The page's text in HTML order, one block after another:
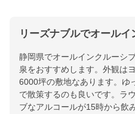
リーズナブルでオール
静岡県でオールインクルーシ
泉をおすすめします。外観は
6000坪の敷地なあります。ゆ
で散策するのも良いです。ラ
ブなアルコールが15時から飲